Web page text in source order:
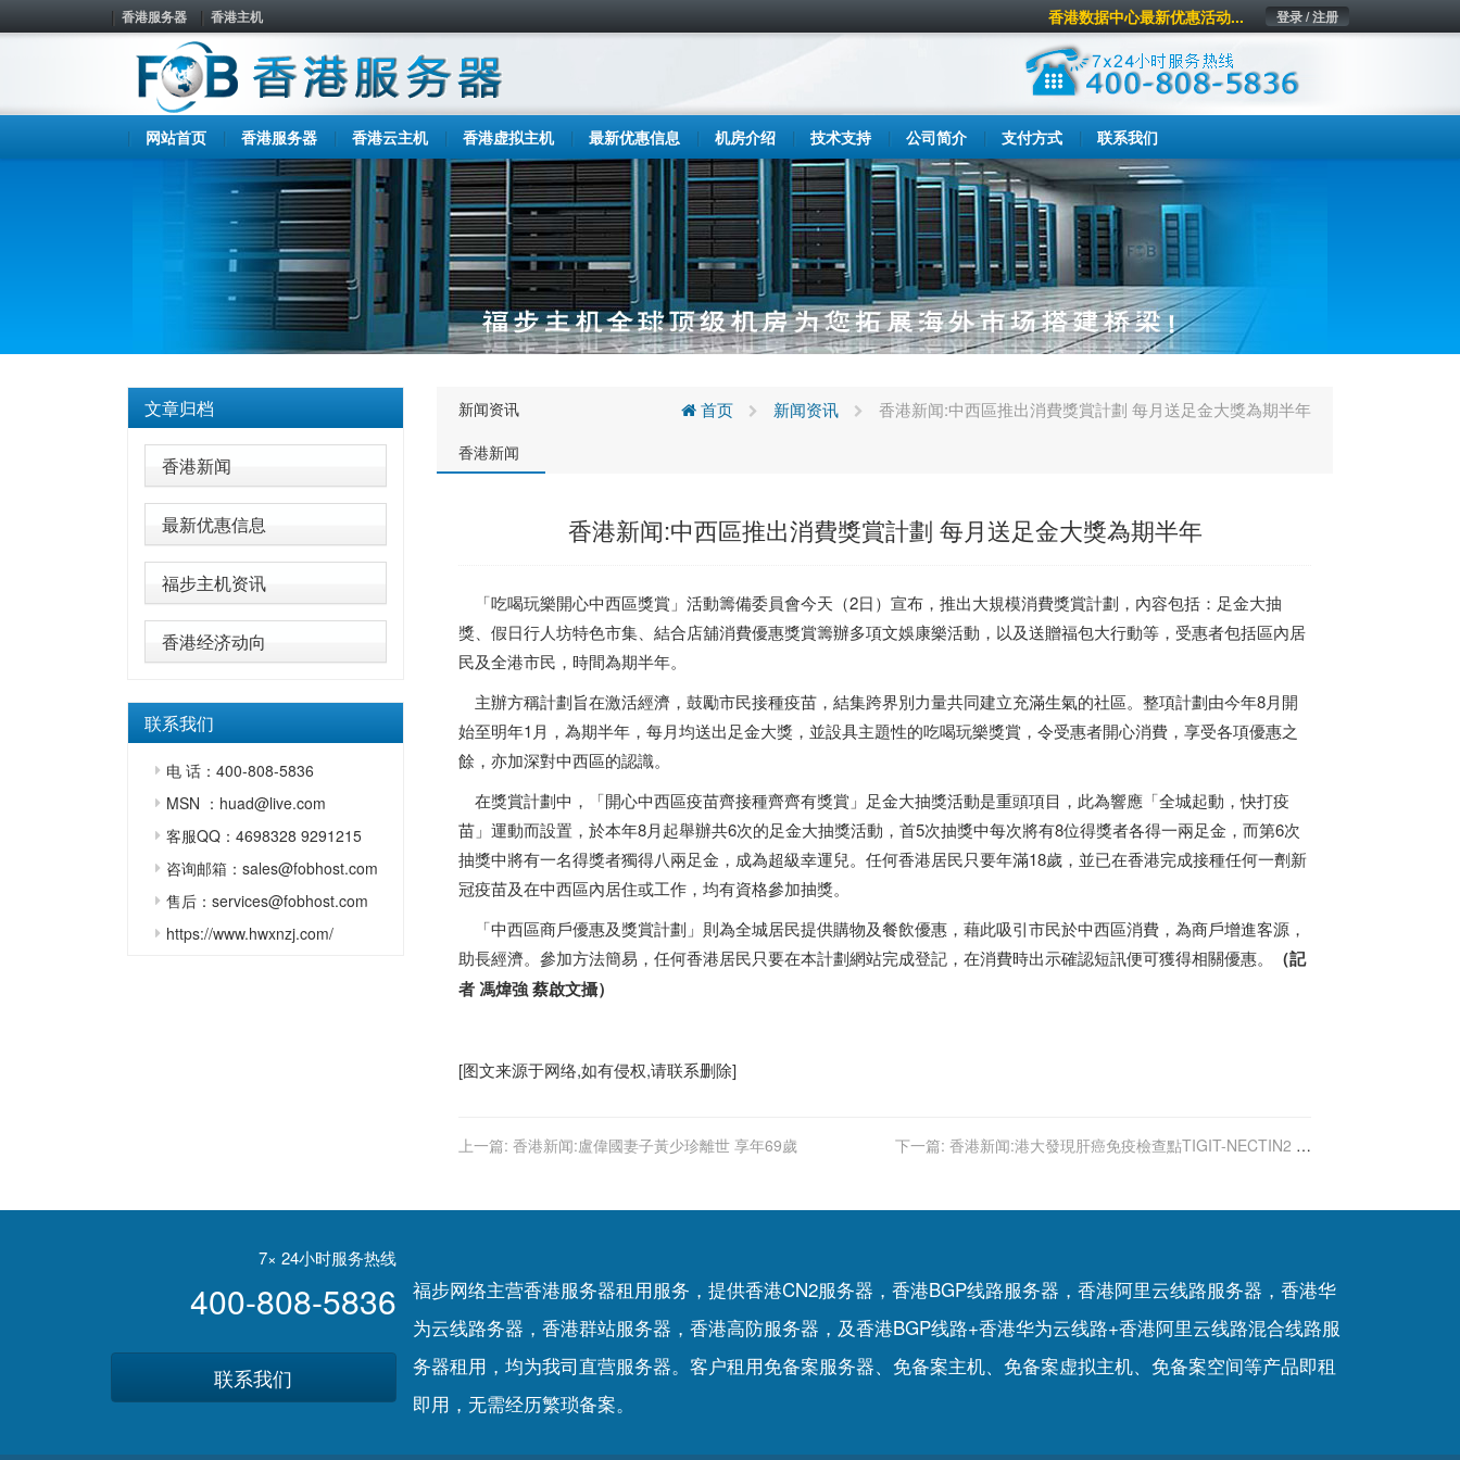
香港服务器 香港主机 登录 / 注册
香港数据中心最新优惠活动...
网站首页 香港服务器 香港云主机 香港虚拟主机 最新优惠信息 机房介绍 技术支持 公司简介 支付方式 联系我们
文章归档
香港新闻
最新优惠信息
福步主机资讯
香港经济动向
联系我们
电 话：400-808-5836
MSN ：huad@live.com
客服QQ：4698328 9291215
咨询邮箱：sales@fobhost.com
售后：services@fobhost.com
https://www.hwxnzj.com/
新闻资讯
香港新闻
首页 新闻资讯 香港新闻:中西區推出消費獎賞計劃 每月送足金大獎為期半年
香港新闻:中西區推出消費獎賞計劃 每月送足金大獎為期半年
「吃喝玩樂開心中西區獎賞」活動籌備委員會今天（2日）宣布，推出大規模消費獎賞計劃，內容包括：足金大抽
獎、假日行人坊特色市集、結合店舖消費優惠獎賞籌辦多項文娛康樂活動，以及送贈福包大行動等，受惠者包括區內居
民及全港市民，時間為期半年。
主辦方稱計劃旨在激活經濟，鼓勵市民接種疫苗，結集跨界別力量共同建立充滿生氣的社區。整項計劃由今年8月開
始至明年1月，為期半年，每月均送出足金大獎，並設具主題性的吃喝玩樂獎賞，令受惠者開心消費，享受各項優惠之
餘，亦加深對中西區的認識。
在獎賞計劃中，「開心中西區疫苗齊接種齊齊有獎賞」足金大抽獎活動是重頭項目，此為響應「全城起動，快打疫
苗」運動而設置，於本年8月起舉辦共6次的足金大抽獎活動，首5次抽獎中每次將有8位得獎者各得一兩足金，而第6次
抽獎中將有一名得獎者獨得八兩足金，成為超級幸運兒。任何香港居民只要年滿18歲，並已在香港完成接種任何一劑新
冠疫苗及在中西區內居住或工作，均有資格參加抽獎。
「中西區商戶優惠及獎賞計劃」則為全城居民提供購物及餐飲優惠，藉此吸引市民於中西區消費，為商戶增進客源，
助長經濟。參加方法簡易，任何香港居民只要在本計劃網站完成登記，在消費時出示確認短訊便可獲得相關優惠。
（記
者 馮煒強 蔡啟文攝）
[图文来源于网络,如有侵权,请联系删除]
上一篇: 香港新闻:盧偉國妻子黃少珍離世 享年69歲 下一篇: 香港新闻:港大發現肝癌免疫檢查點TIGIT-NECTIN2 或
7× 24小时服务热线
400-808-5836
联系我们
福步网络主营香港服务器租用服务，提供香港CN2服务器，香港BGP线路服务器，香港阿里云线路服务器，香港华
为云线路务器，香港群站服务器，香港高防服务器，及香港BGP线路+香港华为云线路+香港阿里云线路混合线路服
务器租用，均为我司直营服务器。客户租用免备案服务器、 免备案主机、 免备案虚拟主机、 免备案空间等产品即租
即用，无需经历繁琐备案。